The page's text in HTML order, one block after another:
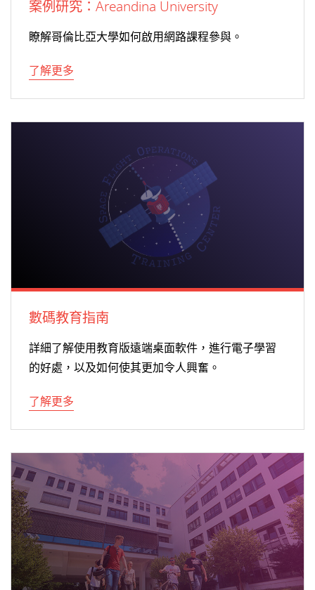
案例研究：Areandina University
瞭解哥倫比亞大學如何啟用網路課程參與。
了解更多
數碼教育指南
詳細了解使用教育版遠端桌面軟件，進行電子學習
的好處，以及如何使其更加令人興奮。
了解更多